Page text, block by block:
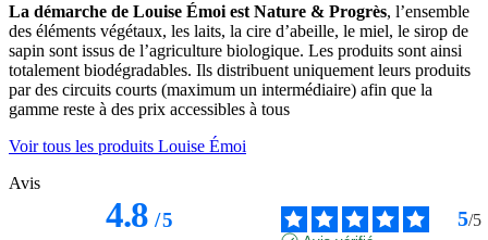
La démarche de Louise Émoi est Nature & Progrès, l’ensemble
des éléments végétaux, les laits, la cire d’abeille, le miel, le sirop de
sapin sont issus de l’agriculture biologique. Les produits sont ainsi
totalement biodégradables. Ils distribuent uniquement leurs produits
par des circuits courts (maximum un intermédiaire) afin que la
gamme reste à des prix accessibles à tous
Voir tous les produits Louise Émoi
Avis
4.8/5 5/5